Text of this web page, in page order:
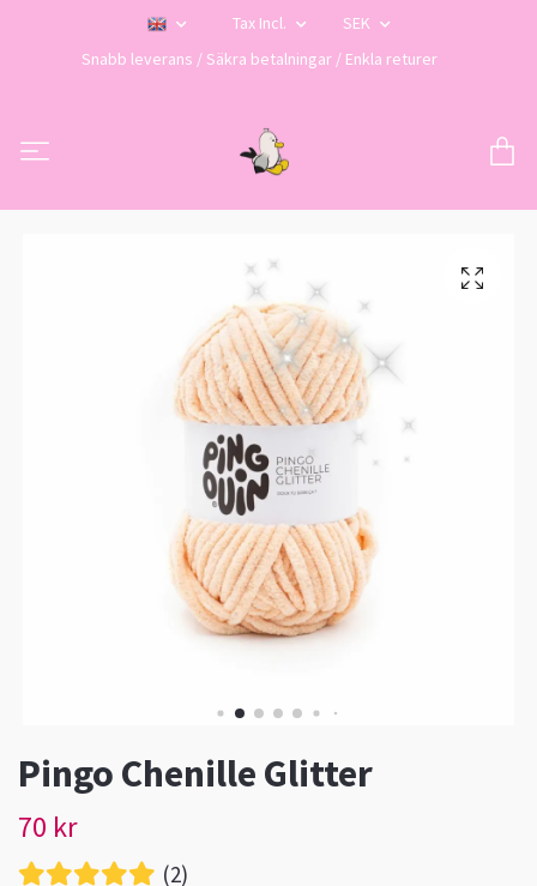
Tax Incl.
SEK
Snabb leverans / Säkra betalningar / Enkla returer
Pingo Chenille Glitter
70 kr
(2)